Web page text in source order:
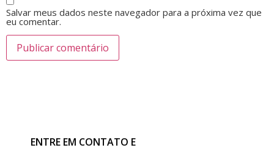
Salvar meus dados neste navegador para a próxima vez que
eu comentar.
ENTRE EM CONTATO E